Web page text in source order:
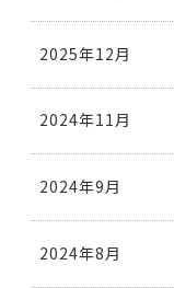
2025年12月
2024年11月
2024年9月
2024年8月